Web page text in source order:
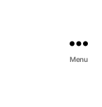
Menu